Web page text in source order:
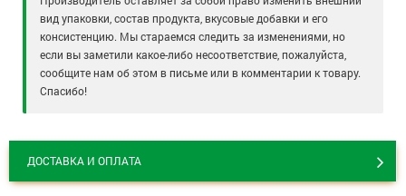
вид упаковки, состав продукта, вкусовые добавки и его
консистенцию. Мы стараемся следить за изменениями, но
если вы заметили какое-либо несоответствие, пожалуйста,
сообщите нам об этом в письме или в комментарии к товару.
Спасибо!
ДОСТАВКА И ОПЛАТА